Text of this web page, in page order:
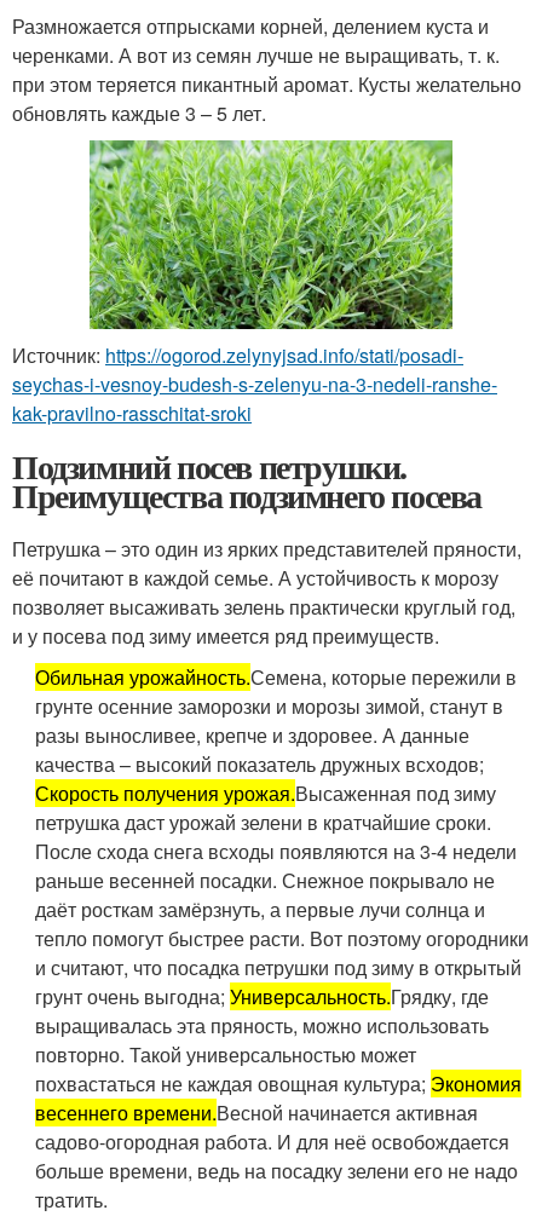
Размножается отпрысками корней, делением куста и
черенками. А вот из семян лучше не выращивать, т. к.
при этом теряется пикантный аромат. Кусты желательно
обновлять каждые 3 – 5 лет.
Источник: https://ogorod.zelynyjsad.info/stati/posadi-
seychas-i-vesnoy-budesh-s-zelenyu-na-3-nedeli-ranshe-
kak-pravilno-rasschitat-sroki
Подзимний посев петрушки.
Преимущества подзимнего посева
Петрушка – это один из ярких представителей пряности,
её почитают в каждой семье. А устойчивость к морозу
позволяет высаживать зелень практически круглый год,
и у посева под зиму имеется ряд преимуществ.
Обильная урожайность.Семена, которые пережили в
грунте осенние заморозки и морозы зимой, станут в
разы выносливее, крепче и здоровее. А данные
качества – высокий показатель дружных всходов;
Скорость получения урожая.Высаженная под зиму
петрушка даст урожай зелени в кратчайшие сроки.
После схода снега всходы появляются на 3-4 недели
раньше весенней посадки. Снежное покрывало не
даёт росткам замёрзнуть, а первые лучи солнца и
тепло помогут быстрее расти. Вот поэтому огородники
и считают, что посадка петрушки под зиму в открытый
грунт очень выгодна;Универсальность.Грядку, где
выращивалась эта пряность, можно использовать
повторно. Такой универсальностью может
похвастаться не каждая овощная культура; Экономия
весеннего времени.Весной начинается активная
садово-огородная работа. И для неё освобождается
больше времени, ведь на посадку зелени его не надо
тратить.